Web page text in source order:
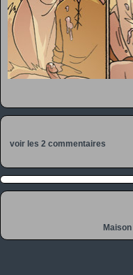
voir les 2 commentaires
Maison